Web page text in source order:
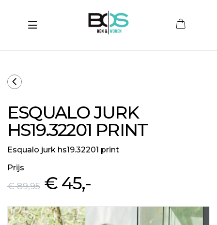
(Men)
(Sale)
Toggle navigation
ESQUALO JURK
HS19.32201 PRINT
Esqualo jurk hs19.32201 print
Prijs
€ 89,95 € 45,-